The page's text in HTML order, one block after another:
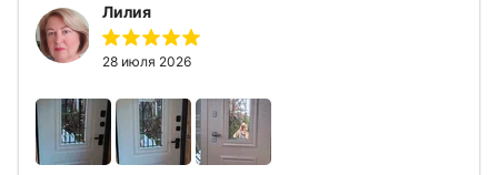
Лилия
28 июля 2026